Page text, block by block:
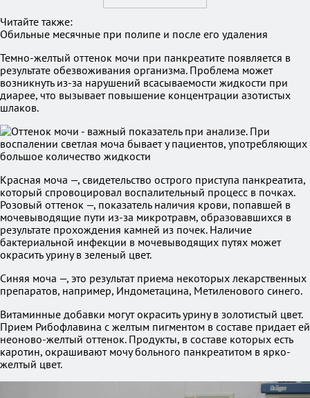
Читайте также:
Обильные месячные при полипе и после его удаления
Темно-желтый оттенок мочи при панкреатите появляется в
результате обезвоживания организма. Проблема может
возникнуть из-за нарушений всасываемости жидкости при
диарее, что вызывает повышение концентрации азотистых
шлаков.
Красная моча —, свидетельство острого приступа панкреатита,
который спровоцировал воспалительный процесс в почках.
Розовый оттенок —, показатель наличия крови, попавшей в
мочевыводящие пути из-за микротравм, образовавшихся в
результате прохождения камней из почек. Наличие
бактериальной инфекции в мочевыводящих путях может
окрасить урину в зеленый цвет.
Синяя моча —, это результат приема некоторых лекарственных
препаратов, например, Индометацина, Метиленового синего.
Витаминные добавки могут окрасить урину в золотистый цвет.
Прием Рибофлавина с желтым пигментом в составе придает ей
неоново-желтый оттенок. Продукты, в составе которых есть
каротин, окрашивают мочу больного панкреатитом в ярко-
желтый цвет.